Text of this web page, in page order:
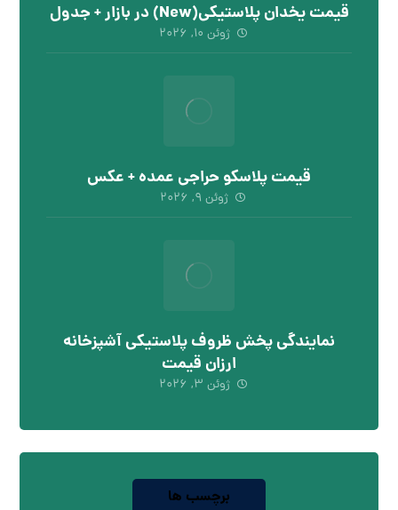
قیمت یخدان پلاستیکی(New) در بازار + جدول
ژوئن ۱۰, ۲۰۲۶
قیمت پلاسکو حراجی عمده + عکس
ژوئن ۹, ۲۰۲۶
نمایندگی پخش ظروف پلاستیکی آشپزخانه
ارزان قیمت
ژوئن ۳, ۲۰۲۶
برچسب ها